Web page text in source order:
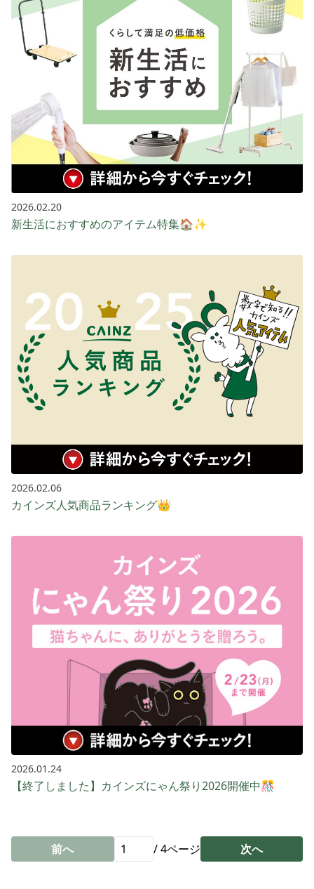
2026.02.20
新生活におすすめのアイテム特集🏠✨
2026.02.06
カインズ人気商品ランキング👑
2026.01.24
【終了しました】カインズにゃん祭り2026開催中🎊
前へ /4ページ 次へ